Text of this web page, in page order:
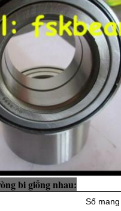
bi giống nhau:
Số mang